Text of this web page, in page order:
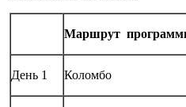
Маршрут
День 1 Коломбо